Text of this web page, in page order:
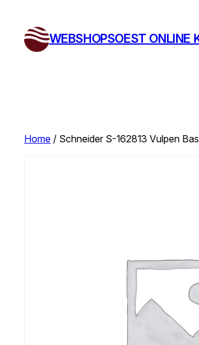
WEBSHOPSOEST ONLINE
Home / Schneider S-162813 Vulpen